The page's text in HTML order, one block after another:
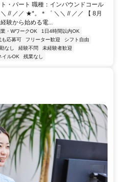
・パート 職種：インバウンドコール
// ／／ ★*。＊゜ ＼＼ // ／／ 【 8月
験から始める電...
・WワークOK
1日4時間以内OK
も応募可 フリーター歓迎
シフト自由
なし 経験不問
未経験者歓迎
イルOK 残業なし